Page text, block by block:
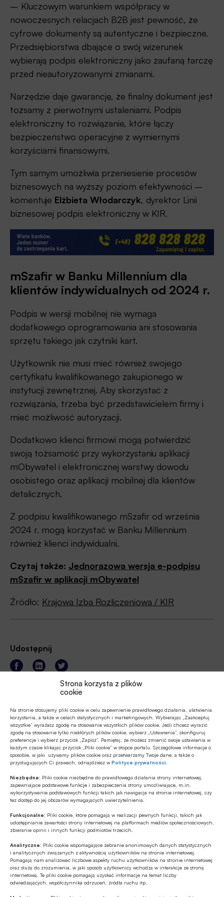
Strona korzysta z plików
cookie
Na stronie stosujemy pliki cookie w celu zapewnienie prawidłowego działania, ułatwienia
korzystania, a także w celach statystycznych i marketingowych. Wybierając „Zaakceptuj
wszystkie” wyrażasz zgodę na stosowanie wszystkich plików cookie. Jeśli chcesz wyrazić
zgodę na stosowanie tylko niektórych plików cookie, wybierz „Ustawienia”, skonfiguruj
preferencje i wybierz przycisk „Zapisz”. Pamiętaj, że możesz zmienić swoje ustawienia w
każdym czasie klikając przycisk „Pliki cookie” w stopce portalu. Szczegółowe informacje o
sposobie, w jaki używamy plików cookie oraz przetwarzamy Twoje dane, a także o
przysługujących Ci prawach, odnajdziesz wPolityce prywatności
Niezbędne: Pliki cookie niezbędne do prawidłowego działania strony internetowej,
zapewniające podstawowe funkcje i zabezpieczenia strony umożliwiające, m.in.
wykorzystywanie podstawowych funkcji takich jak nawigacja na stronie internetowej, czy
tez dostęp do jej obszarów wymagających uwierzytelnienia.
Funkcjonalne: Pliki cookie, które pomagają w realizacji pewnych funkcji, takich jak
udostępnianie zawartości strony internetowej na platformach mediów społecznościowych,
zbieranie opinii i innych funkcji podmiotów trzecich.
Analityczne: Pliki cookie wspomagające zebranie anonimowych danych statystycznych
i analitycznych związanych z aktywnością użytkowników na stronie internetowej.
Pomagają nam analizować liczbowe aspekty ruchu użytkowników na stronie internetowej
oraz służą do zrozumienia, w jaki sposób użytkownicy wchodzą w interakcje ze stroną
internetową. Te pliki cookie pomagają uzyskać informacje na temat liczby
odwiedzających, współczynnika odrzuceń, źródła ruchu itp.
– Kluczowym warunkiem współpracy w
nowoczesnych relacjach B2B jest pewność, że
cyfrowe dokumenty są autentyczne i bezpieczne.
Przedsiębiorstwa dbające o swój wizerunek
wybierają podpis elektroniczny jako zaufaną tarczę
przed nieautoryzowanymi zmianami.
Narzędzie daje gwarancję, że finalny dokument jest
tożsamy z pierwotnymi ustaleniami. Podpis
elektroniczny to rozwiązanie, które łączy
bezpieczeństwo operacyjne z wymiernymi
korzyściami finansowymi.
Tym samym umożliwia przeniesienie procesów
biznesowych na wyższy poziom efektywności –
komentuje Elżbieta Włodarczyk, dyrektor Linii
biznesowej podpis elektroniczny w KIR.
mSzafir w Banku Millennium dla
klientów indywidualnych od 2024 r.
Podpis w wersji mobilnej nie wymaga
dodatkowego oprogramowania ani stosowania
sprzętu takiego jak czytniki kart.
Użytkownik nie musi mieć również swojego
certyfikatu kwalifikowanego zakupionego w
instytucji zewnętrznej. Aby skorzystać z
rozwiązania, trzeba być przedstawicielem firmy i
mieć możliwość autoryzacji.
Dodatkowo klienci firmowi mogą potwierdzić
swoją tożsamość przy wykorzystaniu aplikacji
mObywatel i elektronicznej warstwy dowodu
osobistego oraz aplikacji mobilnej dla klientów
detalicznych.
Z podpisu kwalifikowanego mSzafir od września
2024 r. mogą korzystać w Banku Millennium
również klienci indywidualni.
Czytaj także: Jednorazowa wersja e-podpisu
mSzafir w aplikacji mObywatel
Źródło: Krajowa Izba Rozliczeniowa / KIR
Udostępnij
Tagi
B2B Bank Millennium cyberbezpieczeństwo
Elżbieta Włodarczyk Klienci biznesowi
klient detaliczny Krajowa Izba Rozliczeniowa / KIR
MillenniumID mSzafir Paweł Idzikowski
Podpis elektroniczny / e-Podpis
Autor